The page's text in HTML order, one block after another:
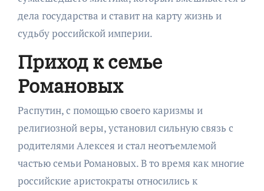
дела государства и ставит на карту жизнь и
судьбу российской империи.
Приход к семье
Романовых
Распутин, с помощью своего каризмы и
религиозной веры, установил сильную связь с
родителями Алексея и стал неотъемлемой
частью семьи Романовых. В то время как многие
российские аристократы относились к